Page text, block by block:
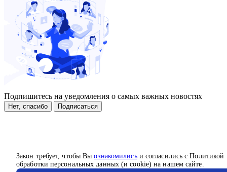
Закон требует, чтобы Выознакомилисьи согласились с Политикой
обработки персональных данных (и cookie) на нашем сайте.
Подпишитесь на уведомления о самых важных новостях
Нет, спасибо Подписаться